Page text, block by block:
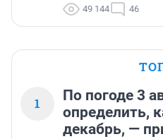
49 144 46
1
По погоде 3
определить,
декабрь, —